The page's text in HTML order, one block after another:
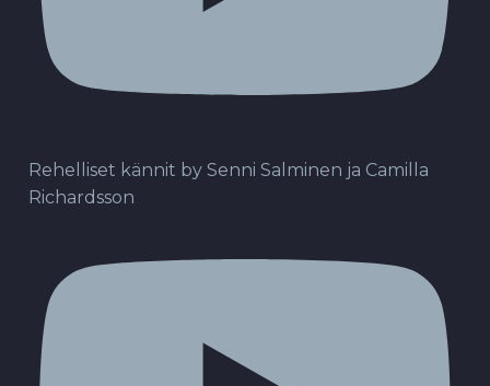
Rehelliset kännit by Senni Salminen ja Camilla
Richardsson